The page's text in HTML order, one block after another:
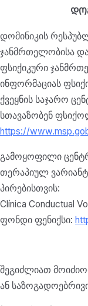
დომინიკის
ჯანმრთელობისა
ფსიქიკური
ინფორმაციას
ქვეყნის საჯარო
სთავაზობენ
https://
გამოყოფილი
თერაპიულ
პირებისთვის:
Clínica Conductual
ფონდი ფენიქსი:
შეგიძლიათ
ან